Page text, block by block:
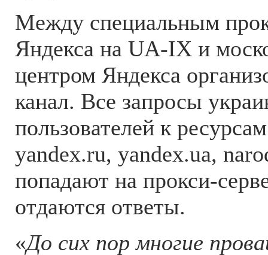
Между специальным
Яндекса на UA-IX и
центром Яндекса
канал. Все запросы
пользователей к
yandex.ru, yandex.ua,
попадают на прокси-
отдаются ответы.
«До сих пор многие